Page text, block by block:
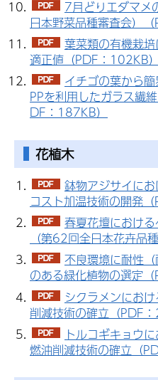
7月どりエダマメ
日本野菜品種審査会）
葉菜類の有機栽
適正値（PDF：102KB）
イチゴの葉から
PPを利用したガラス繊
DF：187KB）
花植木
鉢物アジサイに
コスト加温技術の開発
春夏花壇におけ
（第62回全日本花卉品
不良環境に耐性（
のある緑化植物の選定
シクラメンにお
削減技術の確立（PDF：
トルコギキョウ
燃油削減技術の確立（